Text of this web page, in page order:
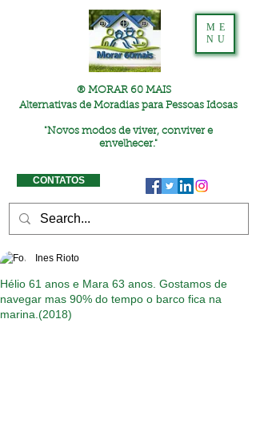
® MORAR 60 MAIS
Alternativas de Moradias para Pessoas Idosas
"Novos modos de viver, conviver e
envelhecer."
ME
NU
CONTATOS
Hélio 61 anos e Mara 63 anos. Gostamos de
navegar mas 90% do tempo o barco fica na
marina.(2018)
Ines Rioto